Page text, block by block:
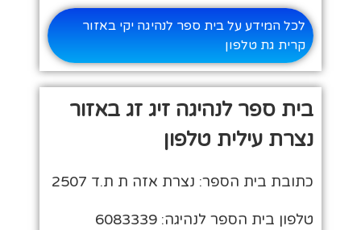
לכל המידע על בית ספר לנהיגה יקי באזור
קרית גת טלפון
בית ספר לנהיגה זיג זג באזור
נצרת עילית טלפון
כתובת בית הספר: נצרת אזה ת ת.ד 2507
טלפון בית הספר לנהיגה: 6083339